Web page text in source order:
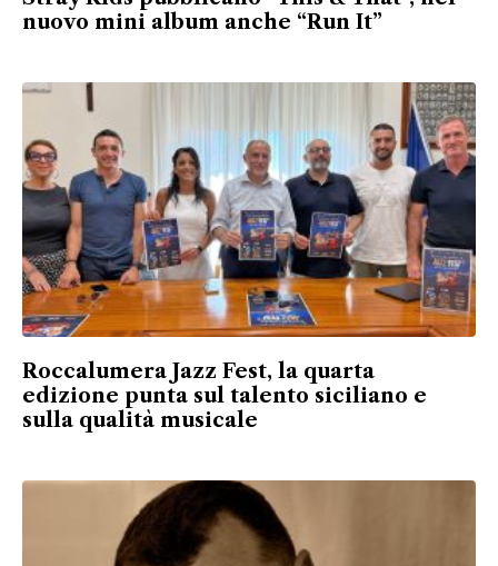
nuovo mini album anche “Run It”
Roccalumera Jazz Fest, la quarta
edizione punta sul talento siciliano e
sulla qualità musicale